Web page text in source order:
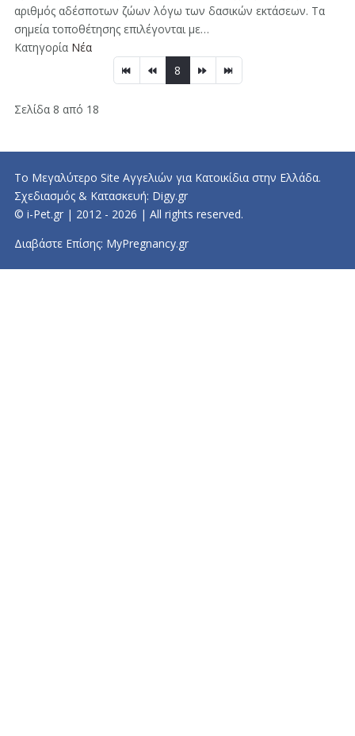
αριθμός αδέσποτων ζώων λόγω των δασικών εκτάσεων. Τα
σημεία τοποθέτησης επιλέγονται με…
Κατηγορία Νέα
8
Σελίδα 8 από 18
Το Μεγαλύτερο Site Αγγελιών για Κατοικίδια στην Ελλάδα.
Σχεδιασμός & Κατασκευή: Digy.gr
© i-Pet.gr | 2012 - 2026 | All rights reserved.
Διαβάστε Επίσης: MyPregnancy.gr